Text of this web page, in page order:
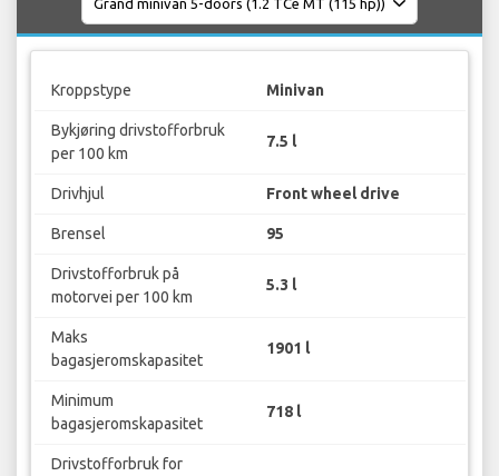
Kroppstype Minivan
Bykjøring drivstofforbruk
per 100 km
7.5 l
Drivhjul Front wheel drive
Brensel 95
Drivstofforbruk på
motorvei per 100 km
5.3 l
Maks
bagasjeromskapasitet
1901 l
Minimum
bagasjeromskapasitet
718 l
Drivstofforbruk for